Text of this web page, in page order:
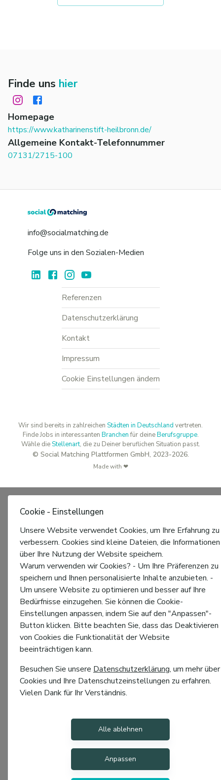
Finde uns hier
Homepage
https://www.katharinenstift-heilbronn.de/
Allgemeine Kontakt-Telefonnummer
07131/2715-100
info@socialmatching.de
Folge uns in den Sozialen-Medien
Referenzen
Datenschutzerklärung
Kontakt
Impressum
Cookie Einstellungen ändern
Wir sind bereits in zahlreichen Städten in Deutschland vertreten.
Finde Jobs in interessanten Branchenfür deineBerufsgruppe.
Wähle dieStellenart, die zu Deiner beruflichen Situation passt.
© Social Matching Plattformen GmbH, 2023-2026.
Made with ❤
Cookie - Einstellungen
Unsere Website verwendet Cookies, um Ihre Erfahrung zu
verbessern. Cookies sind kleine Dateien, die Informationen
über Ihre Nutzung der Website speichern.
Warum verwenden wir Cookies? - Um Ihre Präferenzen zu
speichern und Ihnen personalisierte Inhalte anzubieten. -
Um unsere Website zu optimieren und besser auf Ihre
Bedürfnisse einzugehen. Sie können die Cookie-
Einstellungen anpassen, indem Sie auf den "Anpassen"-
Button klicken. Bitte beachten Sie, dass das Deaktivieren
von Cookies die Funktionalität der Website
beeinträchtigen kann.
Besuchen Sie unsere Datenschutzerklärung, um mehr über
Cookies und Ihre Datenschutzeinstellungen zu erfahren.
Vielen Dank für Ihr Verständnis.
Alle ablehnen
Anpassen